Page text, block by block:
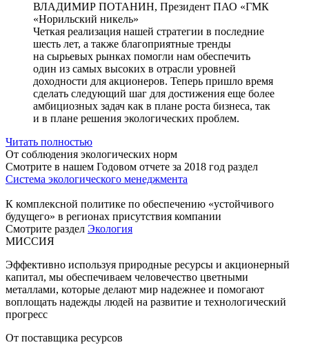
ВЛАДИМИР ПОТАНИН, Президент ПАО «ГМК
«Норильский никель»
Четкая реализация нашей стратегии в последние
шесть лет, а также благоприятные тренды
на сырьевых рынках помогли нам обеспечить
один из самых высоких в отрасли уровней
доходности для акционеров. Теперь пришло время
сделать следующий шаг для достижения еще более
амбициозных задач как в плане роста бизнеса, так
и в плане решения экологических проблем.
Читать полностью
От соблюдения экологических норм
Смотрите в нашем Годовом отчете за 2018 год раздел
Система экологического менеджмента
К комплексной политике по обеспечению «устойчивого
будущего» в регионах присутствия компании
Смотрите раздел Экология
МИССИЯ
Эффективно используя природные ресурсы и акционерный
капитал, мы обеспечиваем человечество цветными
металлами, которые делают мир надежнее и помогают
воплощать надежды людей на развитие и технологический
прогресс
От поставщика ресурсов